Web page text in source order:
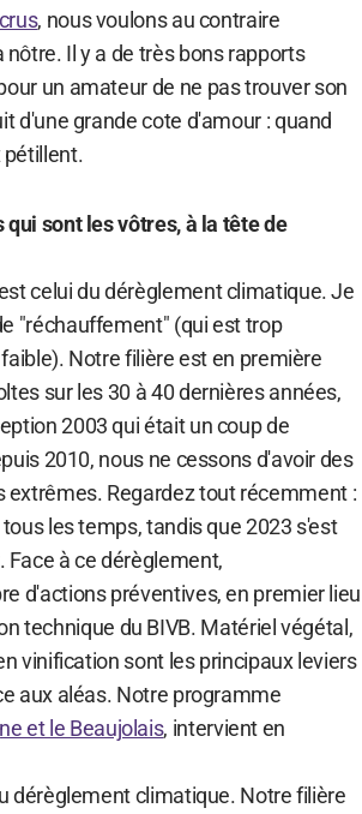
, nous voulons au contraire
Il y a de très bons rapports
un amateur de ne pas trouver son
d'une grande cote d'amour : quand
pétillent.
sont les vôtres, à la tête de
celui du dérèglement climatique. Je
"réchauffement" (qui est trop
Notre filière est en première
sur les 30 à 40 dernières années,
2003 qui était un coup de
2010, nous ne cessons d'avoir des
extrêmes. Regardez tout récemment :
les temps, tandis que 2023 s'est
à ce dérèglement,
d'actions préventives, en premier lieu
technique du BIVB. Matériel végétal,
vinification sont les principaux leviers
aux aléas. Notre programme
et le Beaujolais, intervient en
dérèglement climatique. Notre filière